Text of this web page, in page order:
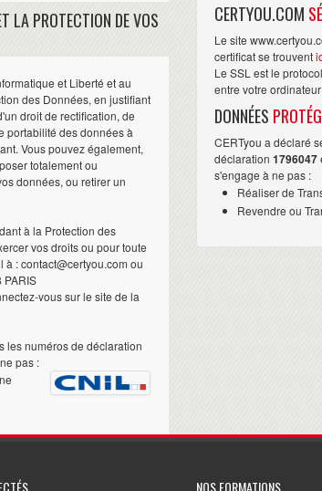
LA PROTECTION DE VOS
et Liberté et au
des Données, en justifiant
droit de rectification, de
portabilité des données à
Vous pouvez également,
totalement ou
données, ou retirer un
à la Protection des
vos droits ou pour toute
: contact@certyou.com ou
PARIS
vous sur le site de la
les numéros de déclaration
pas :
CERTYOU.COM
Le site
certificat se trouvent
Le SSL est le
entre votre
DONNÉES
CERTyou a déclaré
déclaration 1796047
s'engage à ne pas :
Réaliser de
Revendre ou
NOS FORMATIONS